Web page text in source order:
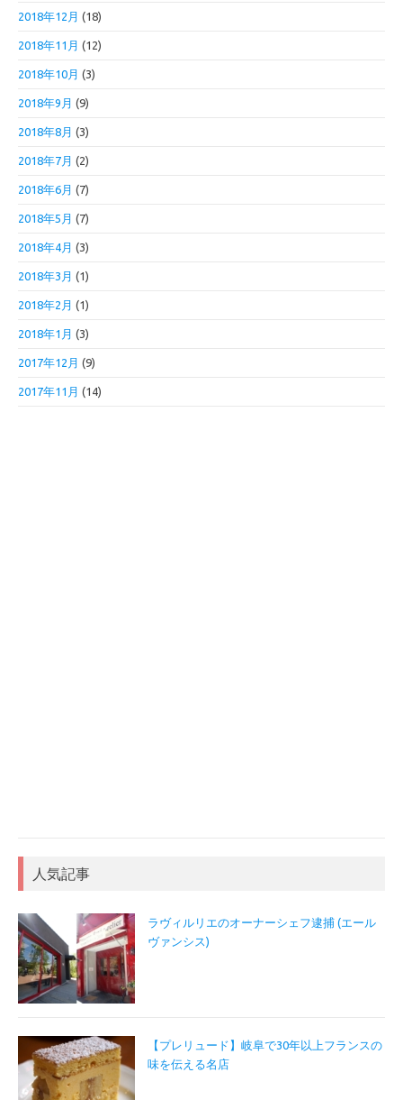
2018年12月 (18)
2018年11月 (12)
2018年10月 (3)
2018年9月 (9)
2018年8月 (3)
2018年7月 (2)
2018年6月 (7)
2018年5月 (7)
2018年4月 (3)
2018年3月 (1)
2018年2月 (1)
2018年1月 (3)
2017年12月 (9)
2017年11月 (14)
人気記事
ラヴィルリエのオーナーシェフ逮捕 (エール
ヴァンシス)
【プレリュード】岐阜で30年以上フランスの
味を伝える名店